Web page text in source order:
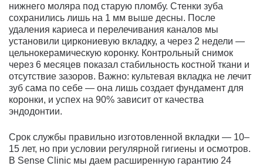
нижнего моляра под старую пломбу. Стенки зуба
сохранились лишь на 1 мм выше десны. После
удаления кариеса и перелечивания каналов мы
установили циркониевую вкладку, а через 2 недели —
цельнокерамическую коронку. Контрольный снимок
через 6 месяцев показал стабильность костной ткани и
отсутствие зазоров. Важно: культевая вкладка не лечит
зуб сама по себе — она лишь создает фундамент для
коронки, и успех на 90% зависит от качества
эндодонтии.
Срок службы правильно изготовленной вкладки — 10–
15 лет, но при условии регулярной гигиены и осмотров.
В Sense Clinic мы даем расширенную гарантию 24